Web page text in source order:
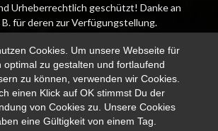
Cookies. Um unsere Webseite für
optimal zu gestalten und fortlaufend
zu können, verwenden wir Cookies.
einen Klick auf OK stimmst Du der
von Cookies zu. Unsere Cookies
eine Gültigkeit von einem Tag.
Urheberrechtlich geschützt! Danke an
B. für deren zur Verfügungstellung.
1998 – 2026
© 2026 ELMSHORN ALLIGATORS